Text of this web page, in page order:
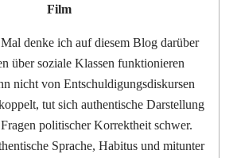
Film
denke ich auf diesem Blog darüber
über soziale Klassen funktionieren
nicht von Entschuldigungsdiskursen
tut sich authentische Darstellung
politischer Korrektheit schwer.
Sprache, Habitus und mitunter